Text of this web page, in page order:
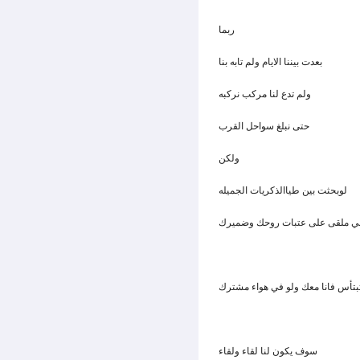
ربما
بعدت بيننا الايام ولم تابه بنا
ولم تدع لنا مركب نركبه
حتى نبلغ سواحل القرب
ولكن
لوبحثت بين طياالذكريات الجميله
ملقى على عتبات روحك وضميرك
تبتأس فانا معك ولو في هواء مشترك
سوف يكون لنا لقاء ولقاء